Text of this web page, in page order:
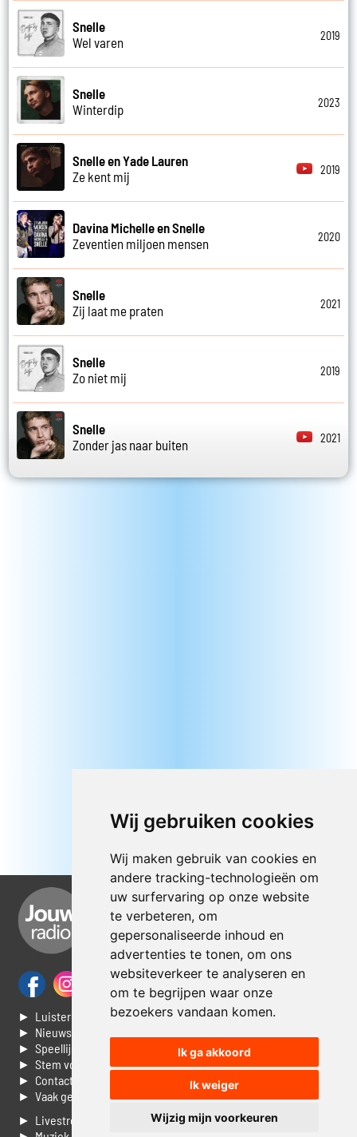
Wij gebruiken cookies
Wij maken gebruik van cookies en
andere tracking-technologieën om
uw surfervaring op onze website
te verbeteren, om
gepersonaliseerde inhoud en
advertenties te tonen, om ons
websiteverkeer te analyseren en
om te begrijpen waar onze
bezoekers vandaan komen.
Ik ga akkoord
Ik weiger
Wijzig mijn voorkeuren
Snelle
Wel varen
2019
Snelle
Winterdip
2023
Snelle en Yade Lauren
Ze kent mij
2019
Davina Michelle en Snelle
Zeventien miljoen mensen
2020
Snelle
Zij laat me praten
2021
Snelle
Zo niet mij
2019
Snelle
Zonder jas naar buiten
2021
► Luisteren naar Jouwradio
► Nieuws
► Speellijst
► Stem voor de Dag top 3
► Contacteer ons
► Vaak gestelde vragen
► Livestream informatie